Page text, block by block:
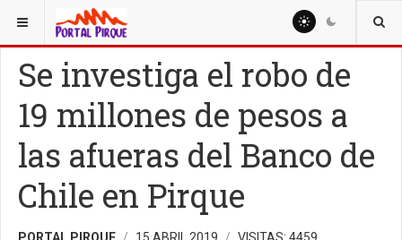
ESTÁ AQUÍ: NOTICIAS
Se investiga el robo de
19 millones de pesos a
las afueras del Banco de
Chile en Pirque